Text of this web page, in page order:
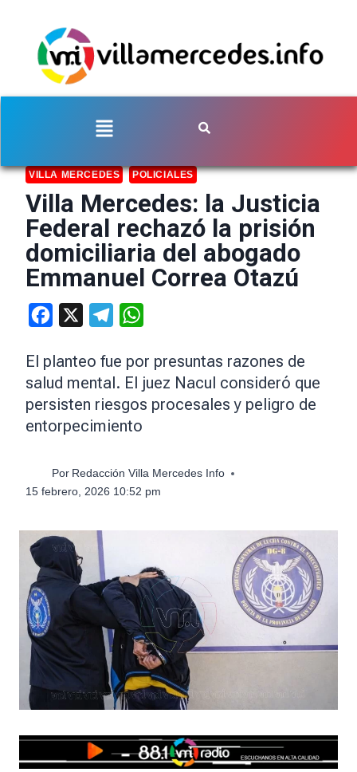
VILLA MERCEDES POLICIALES
Villa Mercedes: la Justicia
Federal rechazó la prisión
domiciliaria del abogado
Emmanuel Correa Otazú
Facebook Telegram
El planteo fue por presuntas razones de
salud mental. El juez Nacul consideró que
persisten riesgos procesales y peligro de
entorpecimiento
Por Redacción Villa Mercedes Info
15 febrero, 2026 10:52 pm